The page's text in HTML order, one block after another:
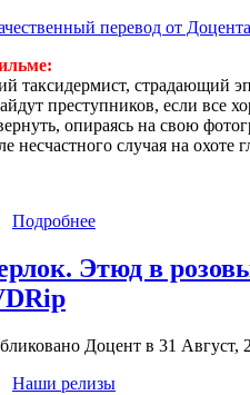
таксидермист, страдающий
преступников, если все
опираясь на свою
несчастного случая на
Подробнее
Этюд в
Доцент в 31 Август,
Наши релизы